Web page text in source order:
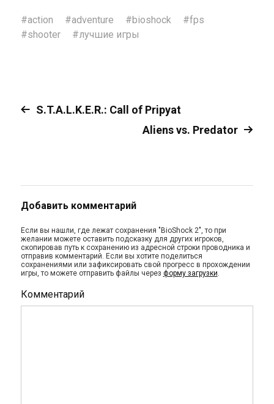
#action #adventure #bioshock #fps
#shooter #лучшие игры
S.T.A.L.K.E.R.: Call of Pripyat
Aliens vs. Predator
Добавить комментарий
Если вы нашли, где лежат сохранения "BioShock 2", то при
желании можете оставить подсказку для других игроков,
скопировав путь к сохранению из адресной строки проводника и
отправив комментарий. Если вы хотите поделиться
сохранениями или зафиксировать свой прогресс в прохождении
игры, то можете отправить файлы через форму загрузки.
Комментарий